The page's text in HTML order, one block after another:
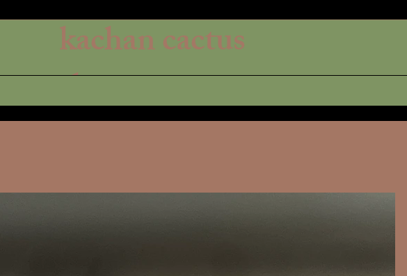
kachan cactus
shop